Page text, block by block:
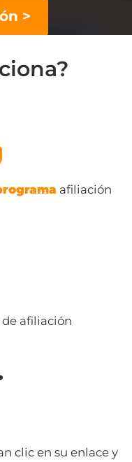
>
afiliación
afiliación
clic en su enlace y